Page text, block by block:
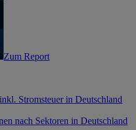
Zum Report
Stromsteuer in Deutschland
nach Sektoren in Deutschland